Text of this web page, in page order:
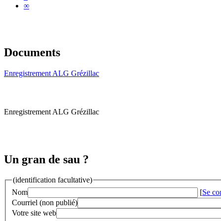
∞
Documents
Enregistrement ALG Grézillac
Enregistrement ALG Grézillac
Un gran de sau ?
(identification facultative)
Nom
[Se
Courriel (non publié)
Votre site web